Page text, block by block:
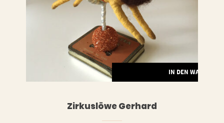
IN DEN
Zirkuslöwe Gerhard